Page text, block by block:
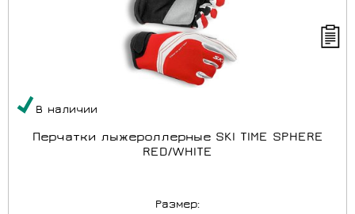
В наличии
Перчатки лыжероллерные SKI TIME SPHERE
RED/WHITE
Размер: